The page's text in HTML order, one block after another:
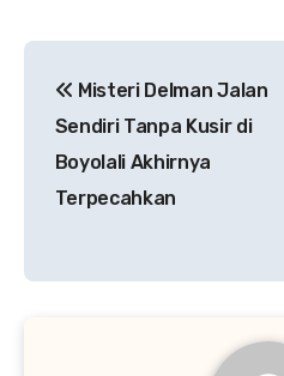
pos
Misteri Delman Jalan
Sendiri Tanpa Kusir di
Boyolali Akhirnya
Terpecahkan